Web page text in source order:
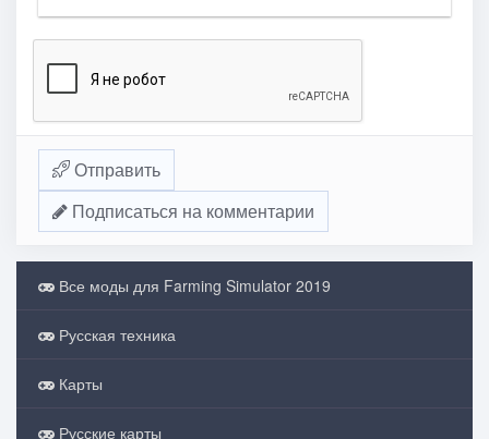
Отправить
Подписаться на комментарии
Все моды для Farming Simulator 2019
Русская техника
Карты
Русские карты